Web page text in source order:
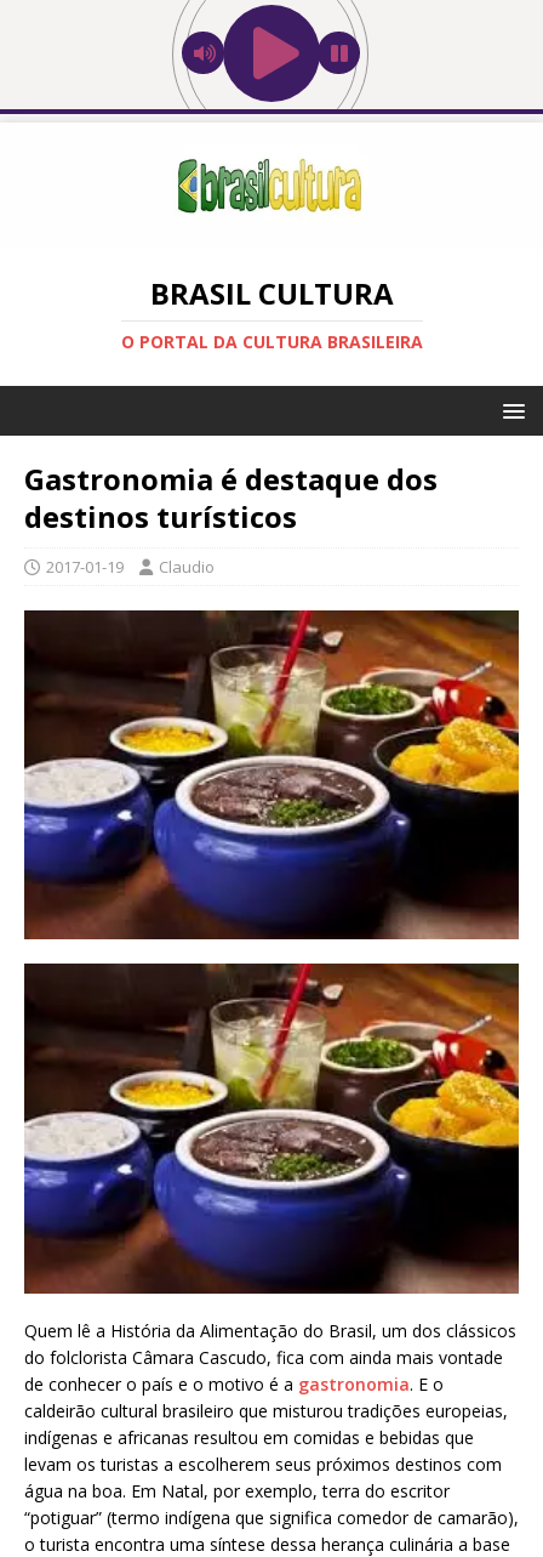
BRASIL CULTURA
O PORTAL DA CULTURA BRASILEIRA
Gastronomia é destaque dos
destinos turísticos
2017-01-19 Claudio
Quem lê a História da Alimentação do Brasil, um dos clássicos
do folclorista Câmara Cascudo, fica com ainda mais vontade
de conhecer o país e o motivo é a gastronomia. E o
caldeirão cultural brasileiro que misturou tradições europeias,
indígenas e africanas resultou em comidas e bebidas que
levam os turistas a escolherem seus próximos destinos com
água na boa. Em Natal, por exemplo, terra do escritor
“potiguar” (termo indígena que significa comedor de camarão),
o turista encontra uma síntese dessa herança culinária a base